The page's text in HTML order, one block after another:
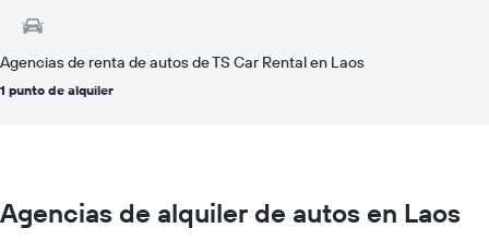
Agencias de renta de autos de TS Car Rental en Laos
1 punto de alquiler
Agencias de alquiler de autos en Laos